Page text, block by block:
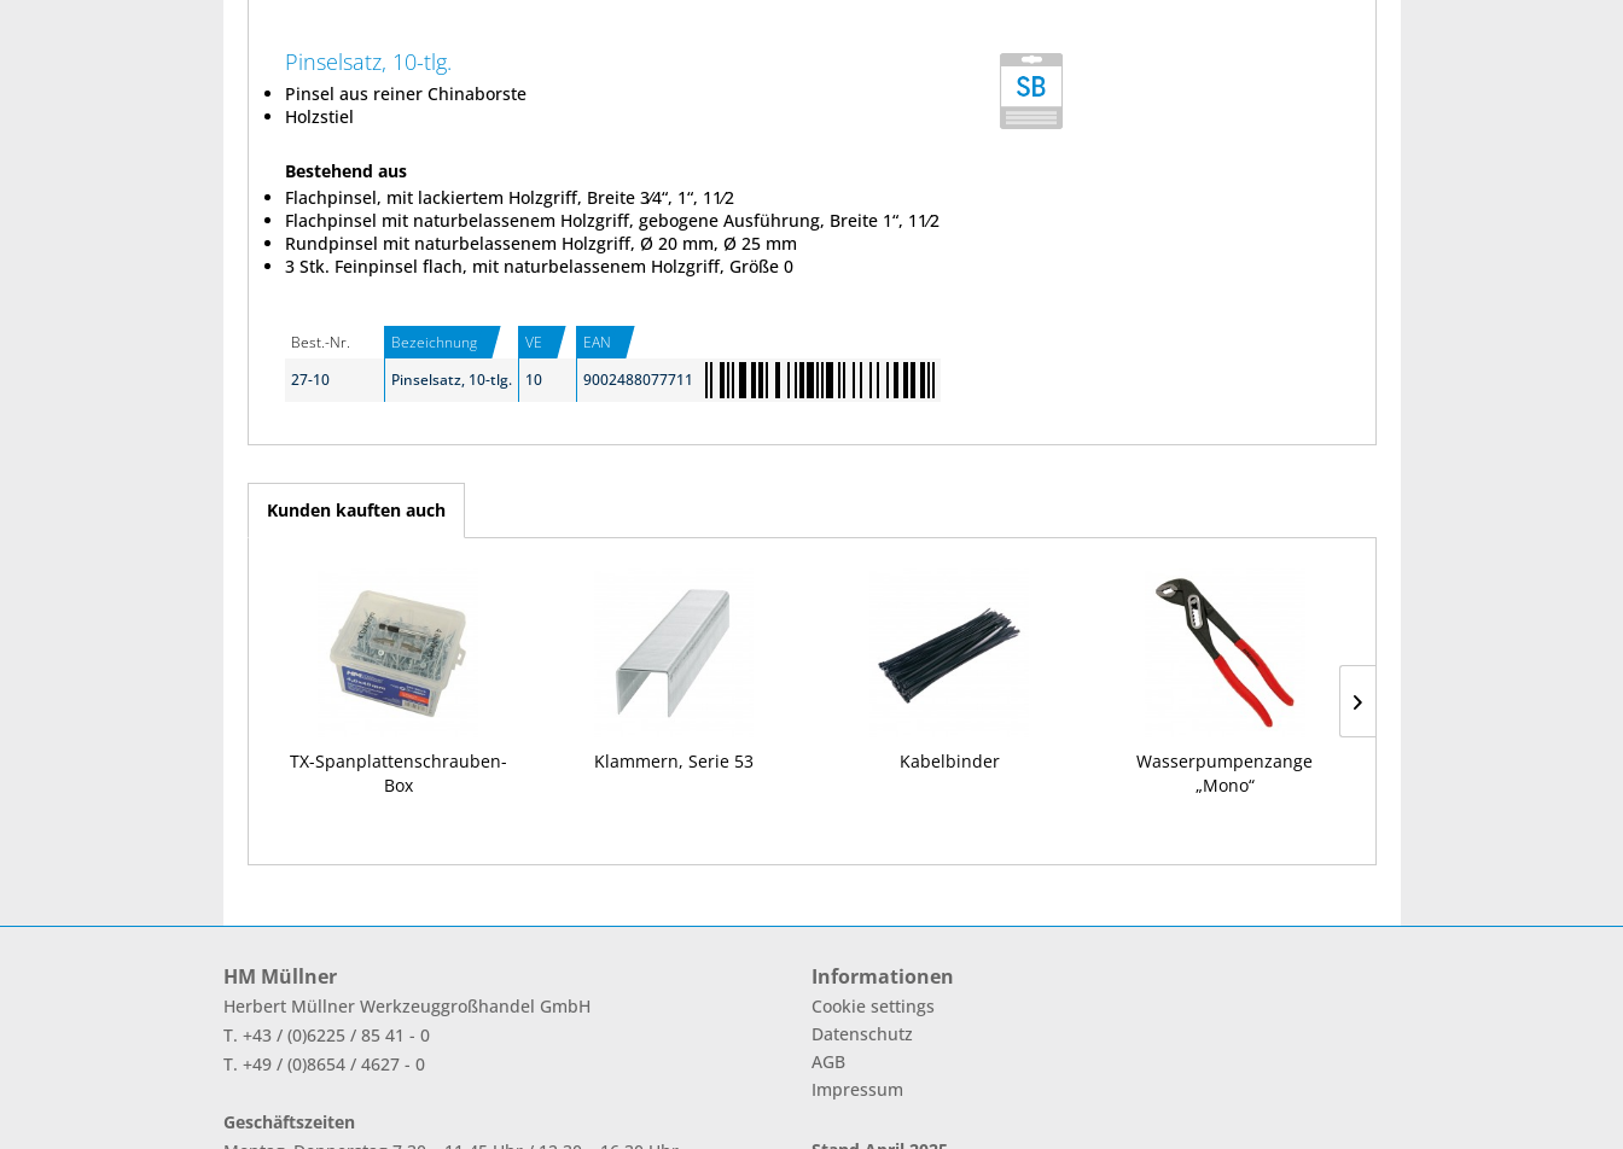
Pinselsatz, 10-tlg.
Pinsel aus reiner Chinaborste
Holzstiel
Bestehend aus
Flachpinsel, mit lackiertem Holzgriff, Breite 3⁄4“, 1“, 11⁄2
Flachpinsel mit naturbelassenem Holzgriff, gebogene Ausführung, Breite 1“, 11⁄2
Rundpinsel mit naturbelassenem Holzgriff, Ø 20 mm, Ø 25 mm
3 Stk. Feinpinsel flach, mit naturbelassenem Holzgriff, Größe 0
Best.-Nr. Bezeichnung VE
EAN
27-10
Pinselsatz, 10-tlg. 10 9002488077711
Kunden kauften auch
TX-Spanplattenschrauben-
Box
Klammern, Serie 53 Kabelbinder
Wasserpumpenzange
„Mono“
HM Müllner
Herbert Müllner Werkzeuggroßhandel GmbH
T. +43 / (0)6225 / 85 41 - 0
T. +49 / (0)8654 / 4627 - 0
Geschäftszeiten
Informationen
Cookie settings
Datenschutz
AGB
Impressum